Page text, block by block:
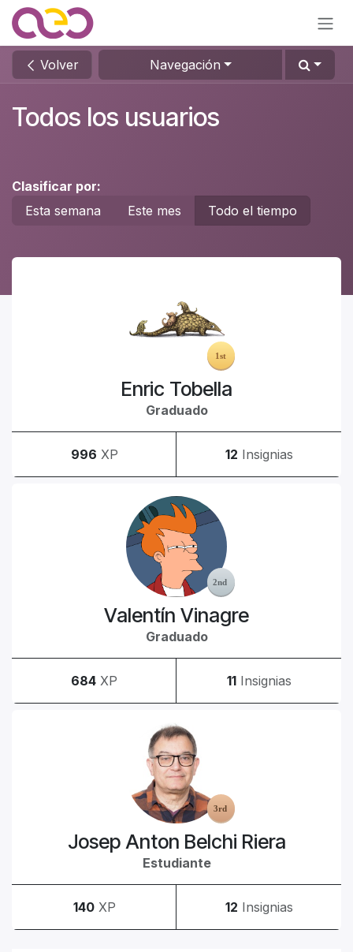
Ir al contenido
Volver Navegación
Todos los usuarios
Clasificar por:
Esta semana
Este mes Todo el tiempo
Enric Tobella
Graduado
996 XP 12 Insignias
Valentín Vinagre
Graduado
684 XP 11 Insignias
Josep Anton Belchi Riera
Estudiante
140 XP 12 Insignias